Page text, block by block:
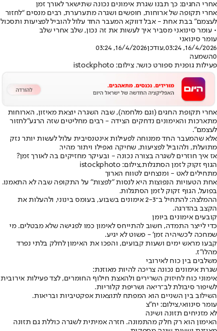
אחרי החגים: כך תבנו שגרת אימונים נכונה שתישאר לאורך זמן
אחרי תקופה של ארוחות, חופשים ושגרה מתערערת, רבים מנסים “לחזור
לעצמם” בבת אחת - אבל דווקא המעבר החד עלול להוביל לפציעות ותסכול
• עומר סינואני מסביר איך לעשות את זה נכון, שלב אחרי שלב
עומר סינואני
16/4/2026, 03:24
,עודכן16/4/2026, 03:24
0השמעה
פעילות גופנית ספורט כושר. צילום: istockphoto
אחרי תקופת החגים (וגם מלחמה), שבה השגרה יוצאת מאיזון, הארוחות
מתארכות והאימונים נדחקים הצידה - רבים מחליטים שזה הרגע"לחזור
לעצמם".
אלא שהמעבר החד ממנוחה לפעילות אינטנסיבית עלול לעשות יותר נזק
מתועלת, ולהוביל לפציעות, שחיקה ואפילו ויתור מהיר.
אז איך חוזרים לשגרה בצורה נכונה - ובעיקר מחזיקים בה לאורך זמן?
הגוף זקוק לזמן הסתגלות,צילום: istockphoto
מתחילים לאט - ומנצחים לטווח הארוך
אחת הטעויות הנפוצות היא לנסות "לפצות" על התקופה שבה לא התאמנו.
בפועל, הגוף זקוק לזמן הסתגלות.
ההמלצה: להתחיל ב־2-3 אימונים בשבוע, בעומס בינוני, ולהעלות את
הקצב בהדרגה.
קובעים אימונים ביומן
כדי לייצר התמדה, חשוב להתייחס לאימון כמו לפגישה שלא מבטלים. מי
שמחכה ל'כשיהיה זמן' - פשוט לא יגיע.
קבעו מראש ימים ושעות קבועים, והפכו את האימון לחלק בלתי נפרד
מהלו"ז.
משלבים בין כוח לאירובי
שגרת אימונים נכונה צריכה להיות מאוזנת:
אימוני כוח לחיזוק השרירים ולהאצת חילוף החומרים, לצד פעילות אירובית
לשיפור סיבולת לב־ריאה ושריפת קלוריות.
השילוב בין השניים הוא המפתח לתוצאות אפקטיביות ובריאות.
עומר סינוואי,צילום: יח"צ
לא מזניחים תזונה ושינה
האימון הוא רק חלק מהתמונה. חזרה אמיתית לשגרה כוללת גם תזונה